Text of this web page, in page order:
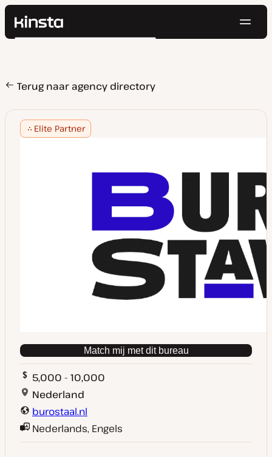
Kinsta®
Prijzen
Bronnen
Contact
Zoeken
Terug naar agency directory
Elite Partner
Match mij met dit bureau
5,000 - 10,000
Nederland
burostaal.nl
Nederlands, Engels